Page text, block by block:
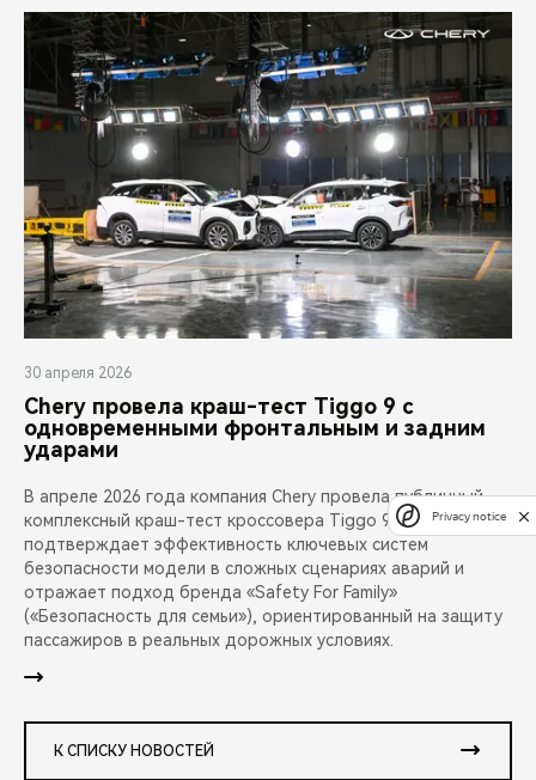
30 апреля 2026
Chery провела краш-тест Tiggo 9 с
одновременными фронтальным и задним
ударами
В апреле 2026 года компания Chery провела публичный
комплексный краш-тест кроссовера Tiggo 9. Испытание
подтверждает эффективность ключевых систем
безопасности модели в сложных сценариях аварий и
отражает подход бренда «Safety For Family»
(«Безопасность для семьи»), ориентированный на защиту
пассажиров в реальных дорожных условиях.
К СПИСКУ НОВОСТЕЙ
Privacy notice